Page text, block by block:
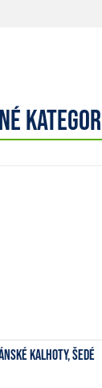
kalhoty, šedé